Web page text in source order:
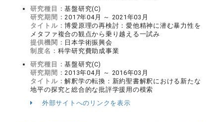
研究種目：基盤研究(C)
研究期間：2017年04月 ～ 2021年03月
タイトル：博愛原理の再検討：愛他精神に潜む暴力性を
メタファ複合の観点から乗り越える一試み
提供機関： 日本学術振興会
制度名： 科学研究費助成事業
研究種目：基盤研究(C)
研究期間：2013年04月 ～ 2016年03月
タイトル：解釈学の転換：新約聖書解釈における新たな
地平の探究と総合的な批評学援用の模索
外部サイトへのリンクを表示